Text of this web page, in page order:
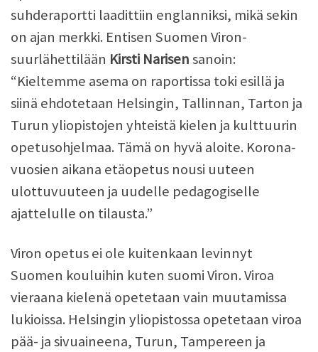
suhderaportti laadittiin englanniksi, mikä sekin
on ajan merkki. Entisen Suomen Viron-
suurlähettilään Kirsti Narisensanoin:
“Kieltemme asema on raportissa toki esillä ja
siinä ehdotetaan Helsingin, Tallinnan, Tarton ja
Turun yliopistojen yhteistä kielen ja kulttuurin
opetusohjelmaa. Tämä on hyvä aloite. Korona-
vuosien aikana etäopetus nousi uuteen
ulottuvuuteen ja uudelle pedagogiselle
ajattelulle on tilausta.”
Viron opetus ei ole kuitenkaan levinnyt
Suomen kouluihin kuten suomi Viron. Viroa
vieraana kielenä opetetaan vain muutamissa
lukioissa. Helsingin yliopistossa opetetaan viroa
pää- ja sivuaineena, Turun, Tampereen ja